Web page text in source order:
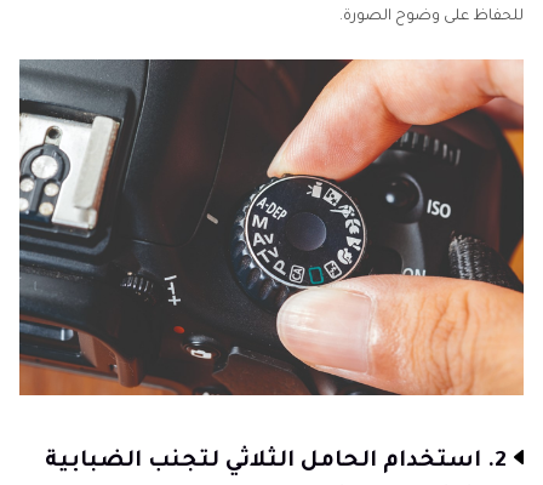
للحفاظ على وضوح الصورة.
2. استخدام الحامل الثلاثي لتجنب الضبابية